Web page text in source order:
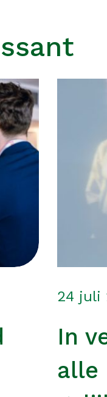
In
alle
24 juli